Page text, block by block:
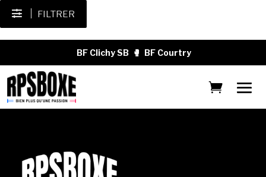
FILTRER
BF Clichy SB 🥊 BF Courtry